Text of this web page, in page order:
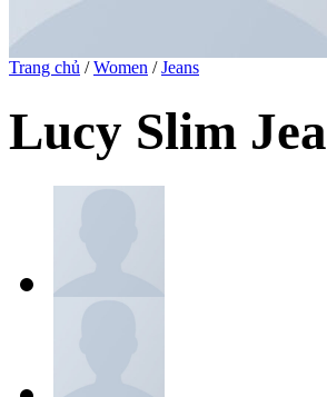
Trang chủ / Women / Jeans
Lucy Slim